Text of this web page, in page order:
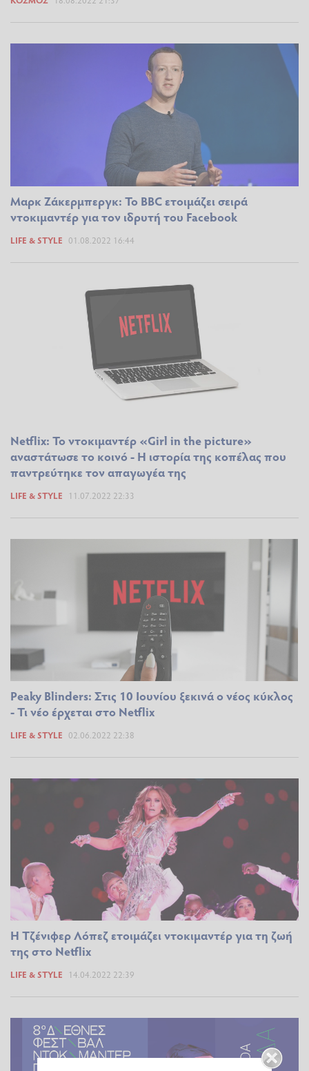
Μαρκ Ζάκερμπεργκ: To BBC ετοιμάζει σειρά
ντοκιμαντέρ για τον ιδρυτή του Facebook
LIFE & STYLE 01.08.2022 16:44
Netflix: Το ντοκιμαντέρ «Girl in the picture»
αναστάτωσε το κοινό - Η ιστορία της κοπέλας που
παντρεύτηκε τον απαγωγέα της
LIFE & STYLE 11.07.2022 22:33
Peaky Blinders: Στις 10 Ιουνίου ξεκινά ο νέος κύκλος
- Τι νέο έρχεται στο Netflix
LIFE & STYLE 02.06.2022 22:38
Η Τζένιφερ Λόπεζ ετοιμάζει ντοκιμαντέρ για τη ζωή
της στο Netflix
LIFE & STYLE 14.04.2022 22:39